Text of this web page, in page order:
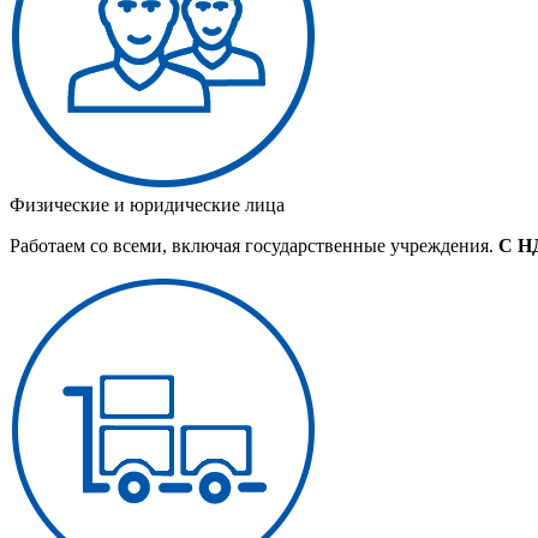
Физические и юридические лица
Работаем со всеми, включая государственные учреждения. С